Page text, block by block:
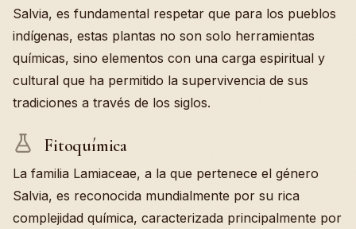
Salvia, es fundamental respetar que para los pueblos
indígenas, estas plantas no son solo herramientas
químicas, sino elementos con una carga espiritual y
cultural que ha permitido la supervivencia de sus
tradiciones a través de los siglos.
Fitoquímica
La familia Lamiaceae, a la que pertenece el género
Salvia, es reconocida mundialmente por su rica
complejidad química, caracterizada principalmente por